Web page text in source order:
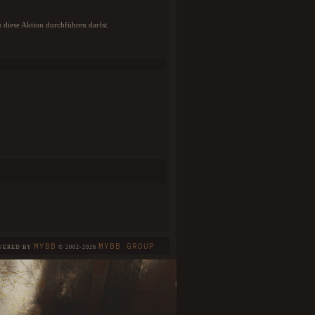
Aktion durchführen darfst.
BY MYBB © 2002-2026 MYBB GROUP